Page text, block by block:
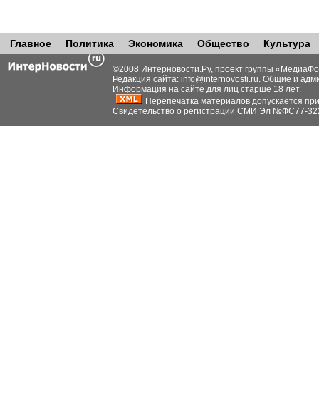
Главное Политика Экономика Общество Культура
©2008 Интерновости.Ру, проект группы «
Редакция сайта: info@internovosti.ru. Общие и
Информация на сайте для лиц старше 18 лет.
Перепечатка материалов допускается
Свидетельство о регистрации СМИ Эл №ФС77-